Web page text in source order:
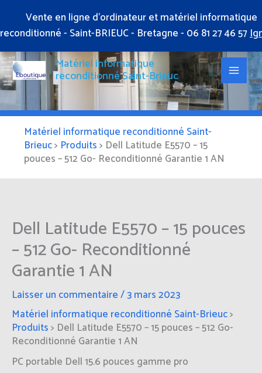
Vente en ligne d'ordinateur et matériel informatique
reconditionné - Saint-BRIEUC - Bretagne - 06 81 27 46 57
contenu
Matériel informatique
reconditionné Saint-Brieuc
Matériel informatique reconditionné Saint-
Brieuc> Produits> Dell Latitude E5570 – 15
pouces – 512 Go- Reconditionné Garantie 1 AN
Dell Latitude E5570 – 15 pouces
– 512 Go- Reconditionné
Garantie 1 AN
Laisser un commentaire/3 mars 2023
Matériel informatique reconditionné Saint-Brieuc>
Produits> Dell Latitude E5570 – 15 pouces – 512 Go-
Reconditionné Garantie 1 AN
PC portable Dell 15.6 pouces gamme pro